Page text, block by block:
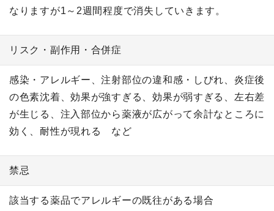
なりますが1～2週間程度で消失していきます。
リスク・副作用・合併症
感染・アレルギー、注射部位の違和感・しびれ、炎症後
の色素沈着、効果が強すぎる、効果が弱すぎる、左右差
が生じる、注入部位から薬液が広がって余計なところに
効く、耐性が現れる など
禁忌
該当する薬品でアレルギーの既往がある場合